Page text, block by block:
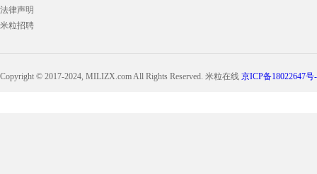
法律声明
米粒招聘
Copyright © 2017-2024, MILIZX.com All Rights Reserved. 米粒在线 京ICP备18022647号